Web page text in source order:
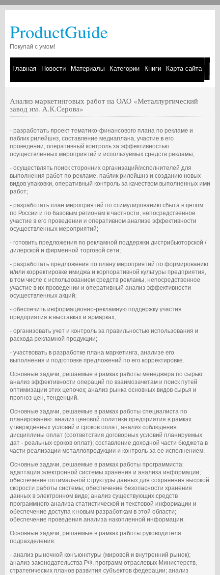
ProductGuide
Покупай с умом!
Главная Новости Материалы Категории Книги Карта сайта
Анализ маркетинговых работ на ОАО «Металлургический
завод им. А.К.Серова»
- разработать проект тематико-финансового плана по рекламе и
паблик рилейшнз, составление медиаплана, участие в его
проведении, оперативный контроль за эффективностью
осуществленных мероприятий и используемых средств рекламы;
- осуществлять поиск сторонних организаций/исполнителей для
выполнения работ по рекламе, паблик рилейшнз и созданию новых
видов упаковки, оперативный контроль за качеством выполненных ими
работ;
- разработать план мероприятий по стимулированию сбыта в целом
по России и по базовым регионам в частности, непосредственное
участие в его проведении и оперативном анализе эффективности
осуществленных мероприятий;
- готовить предложения по рекламной поддержки дистрибьюторской /
дилерской и фирменной торговой сети;
- разработать предложения по плану мероприятий по формированию
и/или корректировке имиджа и корпоративной культуры предприятия,
в том числе с использованием средств рекламы, непосредственное
участие в их проведении и оперативный анализ эффективности
осуществленных акций;
- обеспечить информационно-рекламную поддержку участия
предприятия в выставках и ярмарках;
- организовать учет и контроль за правильностью использования и
расхода рекламной продукции;
- участвовать в разработке плана маркетинга, анализе его
выполнения и подготовке предложений по его корректировке.
Основные задачи, решаемые в рамках работы менеджера по сырью:
анализ эффективности операций по взаимозачетам и поиск путей
оптимизации этих цепочек; анализ рынка основных видов сырья и
прогноз цен, тенденций.
Основные задачи, решаемые в рамках работы специалиста по
планированию: анализ ценовой политики предприятия в рамках
утвержденных условий и сроков оплат; анализ соблюдения
дисциплины оплат (соответствия договорных условий планируемых
дат - реальных сроков оплат); составление доходной части бюджета в
части реализации металлопродукции и контроль за ее исполнением.
Основные задачи, решаемые в рамках работы программиста:
адаптация электронной системы хранения и анализа информации;
обеспечение оптимальной структуры данных для сохранения высокой
скорости работы системы; обеспечение безопасности хранения
данных в электронном виде; анализ существующих средств
программного анализа статистической и текстовой информации и
обеспечение доступа к новым разработкам в этой области;
обеспечение проведения анализа накопленной информации.
Основные задачи, решаемые в рамках работы руководителя
подразделения:
- анализ рыночной конъюнктуры (мировой и внутренний рынок);
анализ законодательства РФ, программ отраслевых Министерств,
стратегических планов развития субъектов федерации; анализ